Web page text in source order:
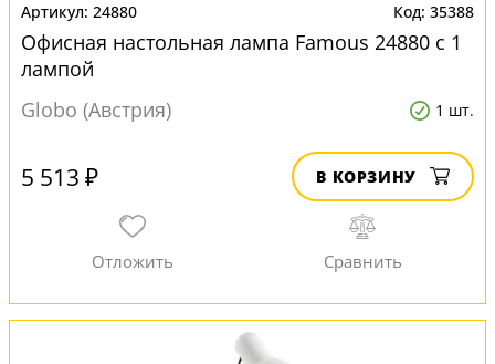
24880 35388
Офисная настольная лампа Famous 24880 с 1
лампой
Globo (Австрия)
1 шт.
5 513 ₽ В КОРЗИНУ